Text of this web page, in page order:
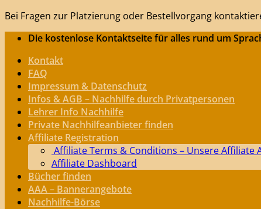
Bei Fragen zur Platzierung oder Bestellvorgang
Zum
springen
Die kostenlose Kontaktseite für alles rund um
Kontakt
FAQ
Impressum & Datenschutz
Infos & AGB – Nachhilfe durch Privatpersonen
Lehrer Info Nachhilfe
Private Nachhilfeanbieter finden
Affiliate Registration
Affiliate Terms & Conditions – Unsere Affiliate
Affiliate Dashboard
Bücher finden
AAA – Bannerangebote
Nachhilfe-Börse